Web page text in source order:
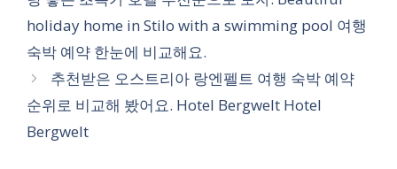
holiday home in Stilo with a swimming pool 여행
숙박 예약 한눈에 비교해요.
추천받은 오스트리아 랑엔펠트 여행 숙박 예약
순위로 비교해 봤어요. Hotel Bergwelt Hotel
Bergwelt